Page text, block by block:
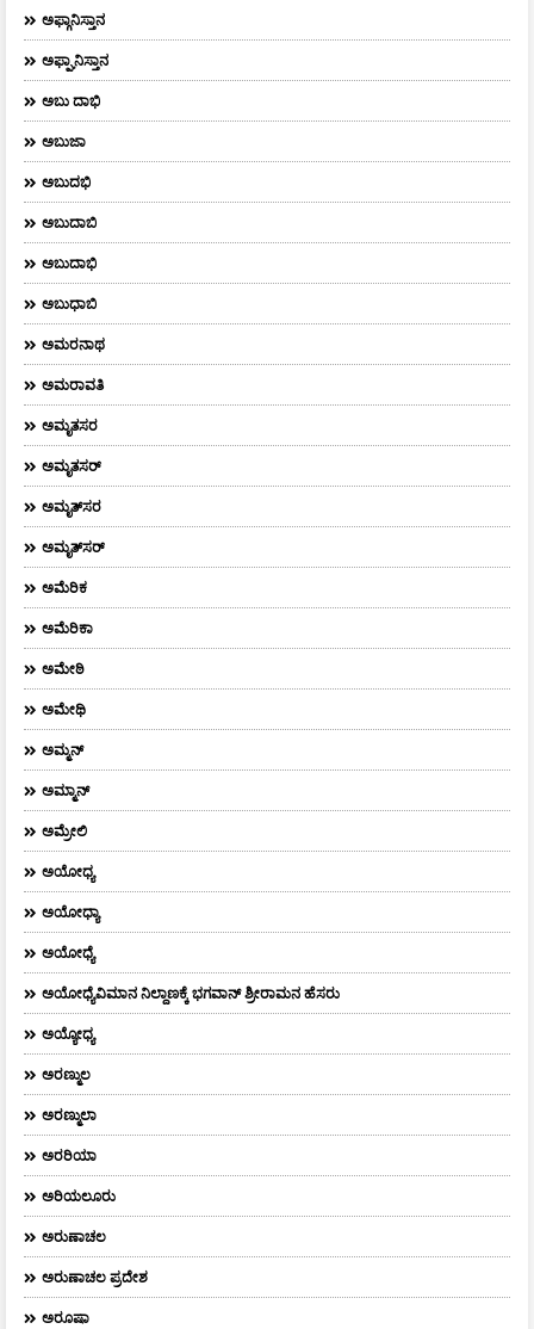
ಅಫ್ಗಾನಿಸ್ತಾನ
ಅಫ್ಘಾನಿಸ್ತಾನ
ಅಬು ದಾಭಿ
ಅಬುಜಾ
ಅಬುದಭಿ
ಅಬುದಾಬಿ
ಅಬುದಾಭಿ
ಅಬುಧಾಬಿ
ಅಮರನಾಥ
ಅಮರಾವತಿ
ಅಮೃತಸರ
ಅಮೃತಸರ್
ಅಮೃತ್‌ಸರ
ಅಮೃತ್​ಸರ್​
ಅಮೆರಿಕ
ಅಮೆರಿಕಾ
ಅಮೇಠಿ
ಅಮೇಥಿ
ಅಮ್ಮನ್‌
ಅಮ್ಮಾನ್
ಅಮ್ರೇಲಿ
ಅಯೋಧ್ಯ
ಅಯೋಧ್ಯಾ
ಅಯೋಧ್ಯೆ
ಅಯೋಧ್ಯೆವಿಮಾನ ನಿಲ್ದಾಣಕ್ಕೆ ಭಗವಾನ್ ಶ್ರೀರಾಮನ ಹೆಸರು
ಅಯ್ಯೋಧ್ಯ
ಅರಣ್ಮುಲ
ಅರಣ್ಮುಲಾ
ಅರರಿಯಾ
ಅರಿಯಲೂರು
ಅರುಣಾಚಲ
ಅರುಣಾಚಲ ಪ್ರದೇಶ
ಅರೂಷಾ